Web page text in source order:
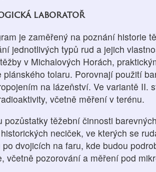
laboratoř
je zaměřený na poznání historie
jednotlivých typů rud a jejich
v Michalových Horách,
plánského tolaru. Porovnají použití
na lázeňství. Ve variantě II.
včetně měření v terénu.
pozůstatky těžební činnosti
neciček, ve kterých se
dvojicích na faru, kde budou
včetně pozorování a měření pod